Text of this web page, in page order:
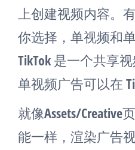
上创建视频内容。
你选择，单视频和
TikTok 是一个共享
单视频广告可以在
就像Assets/Creative
能一样，渲染广告